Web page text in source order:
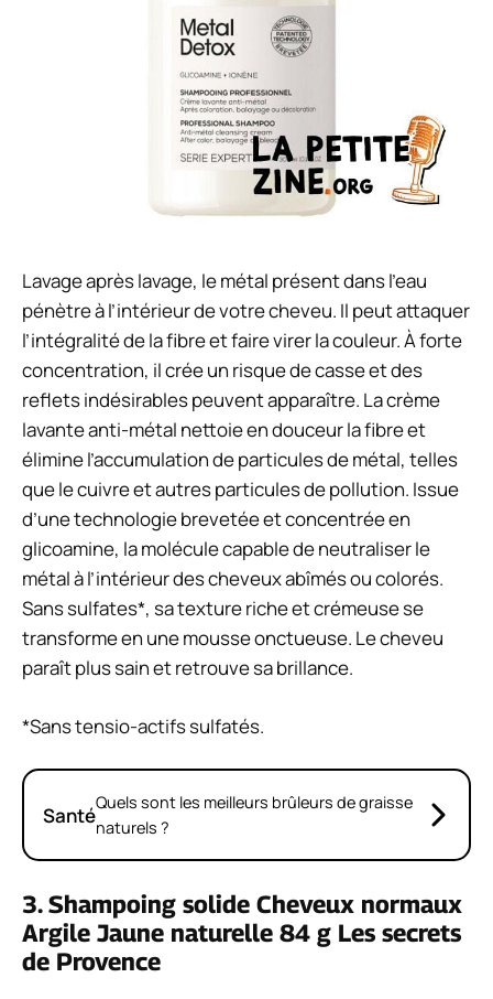
Lavage après lavage, le métal présent dans l’eau
pénètre à l’intérieur de votre cheveu. Il peut attaquer
l’intégralité de la fibre et faire virer la couleur. À forte
concentration, il crée un risque de casse et des
reflets indésirables peuvent apparaître. La crème
lavante anti-métal nettoie en douceur la fibre et
élimine l’accumulation de particules de métal, telles
que le cuivre et autres particules de pollution. Issue
d’une technologie brevetée et concentrée en
glicoamine, la molécule capable de neutraliser le
métal à l’intérieur des cheveux abîmés ou colorés.
Sans sulfates*, sa texture riche et crémeuse se
transforme en une mousse onctueuse. Le cheveu
paraît plus sain et retrouve sa brillance.
*Sans tensio-actifs sulfatés.
SantéQuels sont les meilleurs brûleurs de graisse
naturels ?
3. Shampoing solide Cheveux normaux
Argile Jaune naturelle 84 g Les secrets
de Provence